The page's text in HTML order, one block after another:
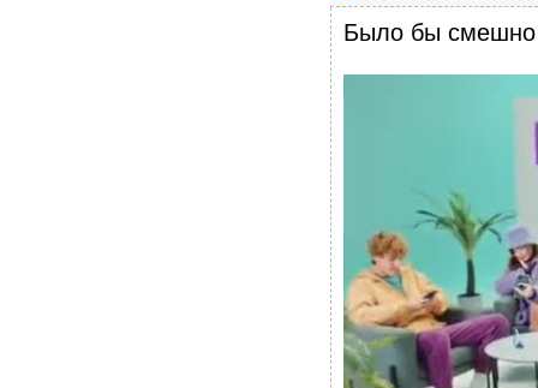
Было бы смешно